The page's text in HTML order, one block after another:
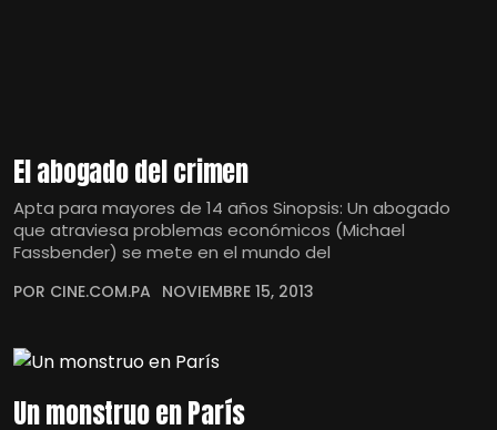
El abogado del crimen
Apta para mayores de 14 años Sinopsis: Un abogado
que atraviesa problemas económicos (Michael
Fassbender) se mete en el mundo del
POR CINE.COM.PA NOVIEMBRE 15, 2013
Un monstruo en París